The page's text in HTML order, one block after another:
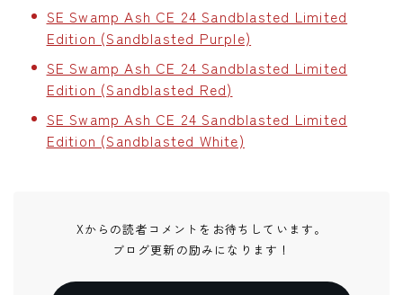
SE Swamp Ash CE 24 Sandblasted Limited
Edition (Sandblasted Purple)
SE Swamp Ash CE 24 Sandblasted Limited
Edition (Sandblasted Red)
SE Swamp Ash CE 24 Sandblasted Limited
Edition (Sandblasted White)
Xからの読者コメントをお待ちしています。
ブログ更新の励みになります！